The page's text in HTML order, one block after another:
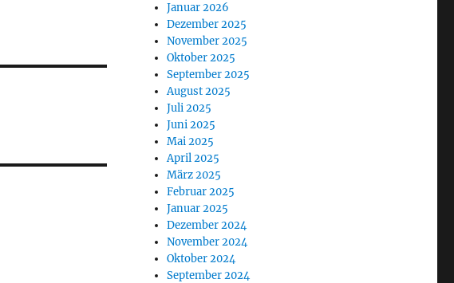
Januar 2026
Dezember 2025
November 2025
Oktober 2025
September 2025
August 2025
Juli 2025
Juni 2025
Mai 2025
April 2025
März 2025
Februar 2025
Januar 2025
Dezember 2024
November 2024
Oktober 2024
September 2024